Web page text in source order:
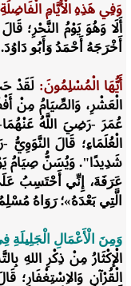
وَفِي هَذِهِ الْأَيَّامِ
أَلَا وَهُوَ يَوْمُ النَّحْرِ؛
أَخْرَجَهُ أَحْمَدُ وَأَبُو دَاوُدَ.
أَيُّهَا الْمُسْلِمُونَ:لَقَدْ
الْعَشْرِ، وَالصِّيَامُ مِنْ
عُمَرَ -رَضِيَ اللَّهُ
الْعُلَمَاءِ؛ قَالَ
شَدِيدًا". وَيُسَنُّ صِيَامُ
عَرَفَةَ، إِنِّي أَحْتَسِبُ
الَّتِي بَعْدَهُ»؛ رَوَاهُ
وَمِنَ الْأَعْمَالِ الْجَلِيلَةِ
الْإكْثَارُ مِنْ ذِكْرِ اللهِ
الْقُرْآنِ وَالاِسْتِغْفَارِ؛